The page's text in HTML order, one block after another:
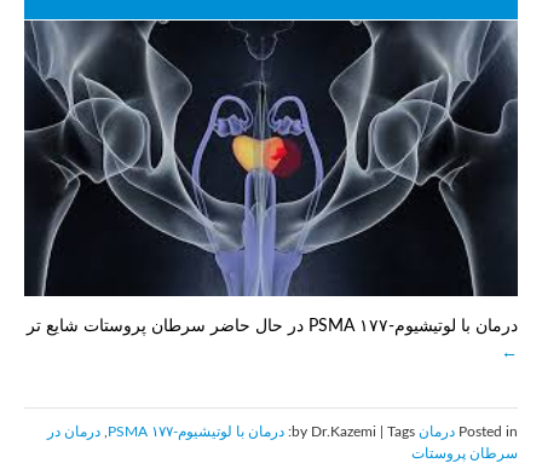
درمان با لوتیشیوم-۱۷۷ PSMA در حال حاضر سرطان پروستات شایع تر
Posted in درمان درمان با لوتیشیوم-۱۷۷ PSMA
درمان در
سرطان پروستات